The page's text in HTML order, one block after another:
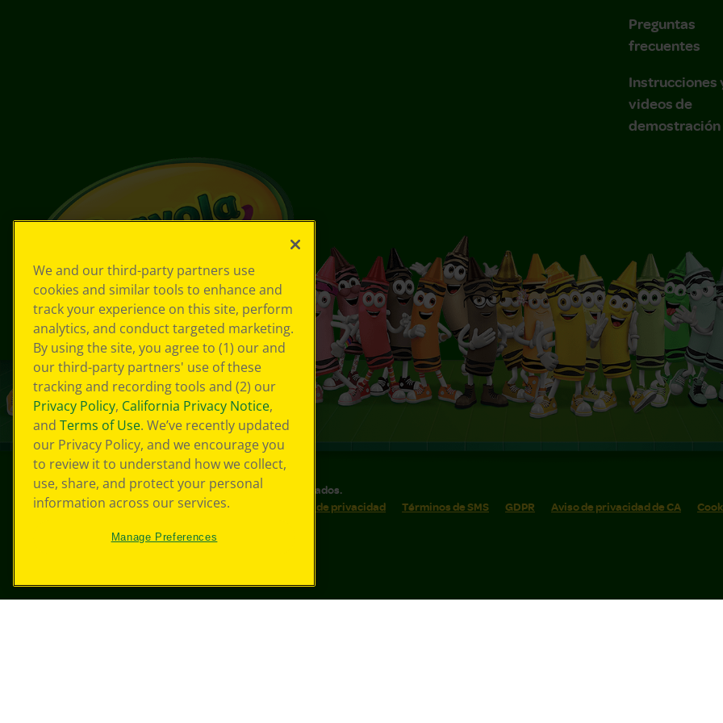
Preguntas
frecuentes
Instrucciones
videos de
demostración
© 2026 Crayola® Todos los derechos reservados.
Sus opciones de privacidad
Política de privacidad Términos de SMS GDPR Aviso de privacidad de CA
We and our third-party partners use
cookies and similar tools to enhance and
track your experience on this site, perform
analytics, and conduct targeted marketing.
By using the site, you agree to (1) our and
our third-party partners' use of these
tracking and recording tools and (2) our
Privacy Policy, California Privacy Notice,
and Terms of Use. We’ve recently updated
our Privacy Policy, and we encourage you
to review it to understand how we collect,
use, share, and protect your personal
information across our services.
Manage Preferences